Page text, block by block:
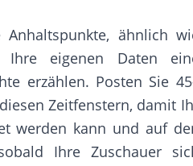
ähnlich
Ihre eigenen Daten
erzählen. Posten Sie
Zeitfenstern, damit
werden kann und auf
Ihre Zuschauer